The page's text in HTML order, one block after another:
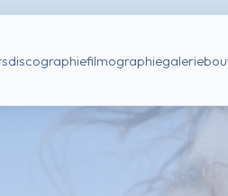
discographiefilmographiegalerie